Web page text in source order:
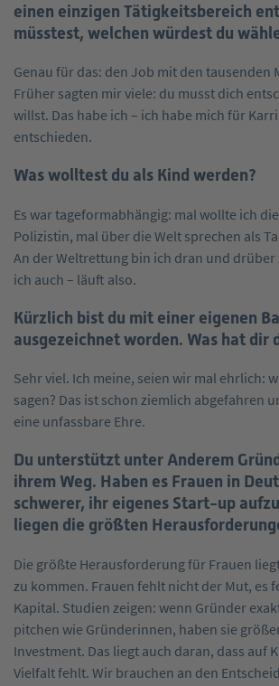
einen einzigen Tätigkeitsbereich
müsstest, welchen würdest du
Genau für das: den Job mit den tausenden
Früher sagten mir viele: du musst dich
willst. Das habe ich – ich habe mich für
entschieden.
Was wolltest du als Kind werden?
Es war tageformabhängig: mal wollte ich
Polizistin, mal über die Welt sprechen als
An der Weltrettung bin ich dran und drüber
ich auch – läuft also.
Kürzlich bist du mit einer eigenen
ausgezeichnet worden. Was hat dir
Sehr viel. Ich meine, seien wir mal ehrlich:
sagen? Das ist schon ziemlich abgefahren
eine unfassbare Ehre.
Du unterstützt unter Anderem
ihrem Weg. Haben es Frauen in
schwerer, ihr eigenes Start-up
liegen die größten
Die größte Herausforderung für Frauen
zu kommen. Frauen fehlt nicht der Mut, es
Kapital. Studien zeigen: wenn Gründer
pitchen wie Gründerinnen, haben sie
Investment. Das liegt auch daran, dass auf
Vielfalt fehlt. Wir brauchen an den